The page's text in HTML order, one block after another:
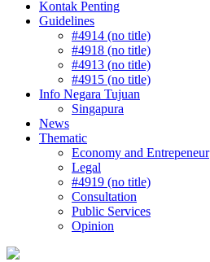
Kontak Penting
Guidelines
#4914 (no title)
#4918 (no title)
#4913 (no title)
#4915 (no title)
Info Negara Tujuan
Singapura
News
Thematic
Economy and Entrepeneur
Legal
#4919 (no title)
Consultation
Public Services
Opinion